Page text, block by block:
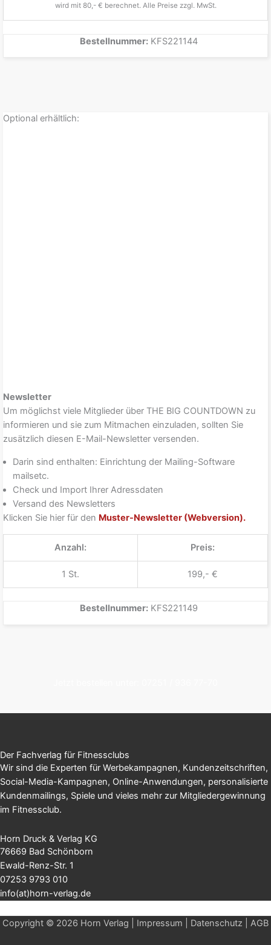
wird mit 80,- € berechnet. Alle Preise zzgl. MwSt.
Bestellnummer:KFS221144
Optional erhältlich:
Newsletter
Um möglichst viele Mitglieder über THE BIG COUNTDOWN zu
informieren und sie zum Mitmachen einzuladen, sollten Sie
zusätzlich diesen E-Mail-Newsletter versenden.
Darin sind enthalten: Einrichtung der Mailing-Software
mailsetc.
Check und Import Ihrer Adressdaten
Versand des Newsletters
Klicken Sie hier für den Muster-Newsletter (Webversion).
Anzahl: Preis:
1 St. 199,- €
Bestellnummer:KFS221149
Der Fachverlag für Fitnessclubs
Wir sind die Experten für Werbekampagnen, Kundenzeitschriften,
Social-Media-Kampagnen, Online-Anwendungen, personalisierte
Kundenmailings, Spiele und vieles mehr zur Mitgliedergewinnung
im Fitnessclub.
Horn Druck & Verlag KG
76669 Bad Schönborn
Ewald-Renz-Str. 1
07253 9793 010
info(at)horn-verlag.de
Copyright © 2026 Horn Verlag | Impressum Datenschutz AGB